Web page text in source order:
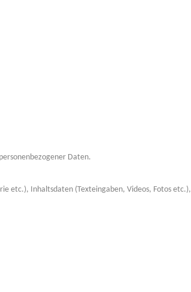
Daten.
etc.), Inhaltsdaten (Texteingaben, Videos, Fotos etc.),